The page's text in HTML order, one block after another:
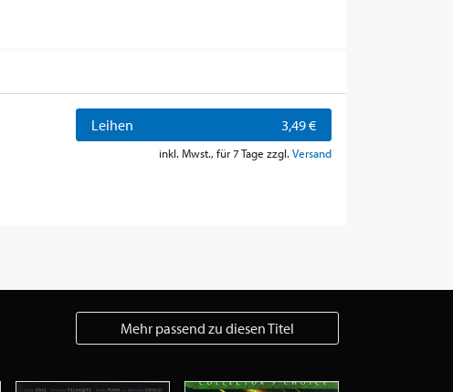
Leihen 3,49 €
inkl. Mwst., für 7 Tage zzgl. Versand
Mehr passend zu diesen Titel